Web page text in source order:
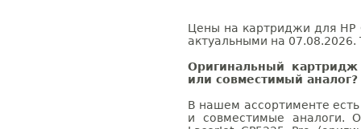
Цены на картриджи для HP
актуальными на 07.08.2026.
Оригинальный
или совместимый аналог?
В нашем ассортименте
и совместимые аналоги.